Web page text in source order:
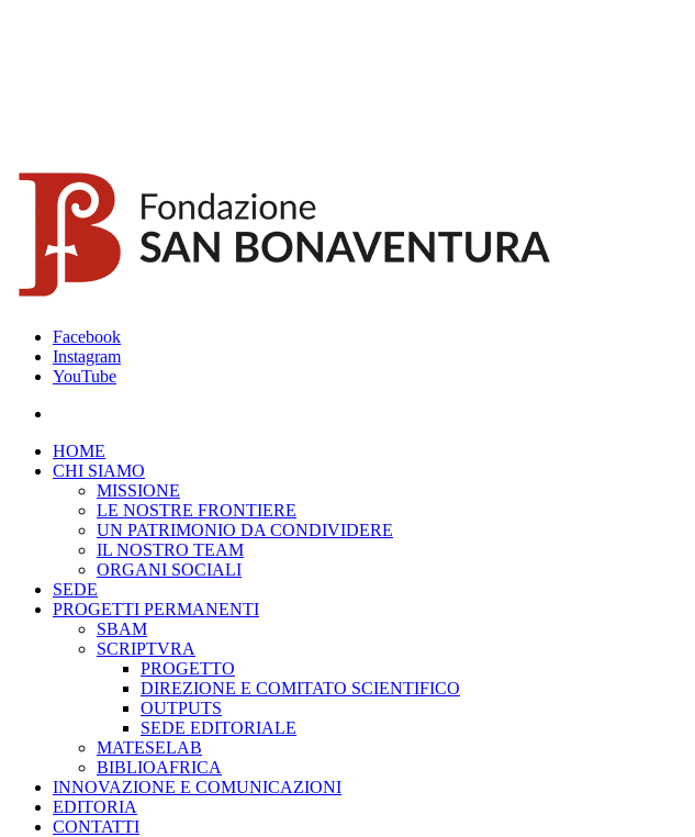
Facebook
Instagram
YouTube
HOME
CHI SIAMO
MISSIONE
LE NOSTRE FRONTIERE
UN PATRIMONIO DA CONDIVIDERE
IL NOSTRO TEAM
ORGANI SOCIALI
SEDE
PROGETTI PERMANENTI
SBAM
SCRIPTVRA
PROGETTO
DIREZIONE E COMITATO SCIENTIFICO
OUTPUTS
SEDE EDITORIALE
MATESELAB
BIBLIOAFRICA
INNOVAZIONE E COMUNICAZIONI
EDITORIA
CONTATTI